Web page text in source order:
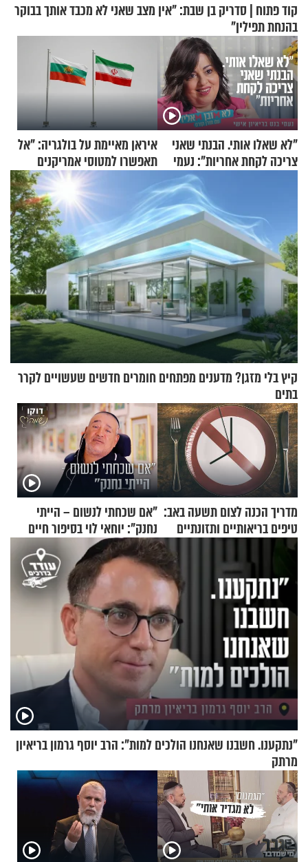
קוד פתוח | סדריק בן שבת: "אין מצב שאני לא מכבד אותך בבוקר
בהנחת תפילין"
"לא שאלו אותי. הבנתי שאני
צריכה לקחת אחריות": נעמי
איראן מאיימת על בולגריה: "אל
תאפשרו למטוסי אמריקנים
להמריא מהשטח שלכם"
קיץ בלי מזגן? מדענים מפתחים חומרים חדשים שעשויים לקרר
בתים
מדריך הכנה לצום תשעה באב:
טיפים בריאותיים ותזונתיים
לשמירה על הגוף
"אם שכחתי לנשום – הייתי
נחנק": יוחאי לוי בסיפור חיים
מעורר השראה
"נתקענו. חשבנו שאנחנו הולכים למות": הרב יוסף גרמון בריאיון
מרתק